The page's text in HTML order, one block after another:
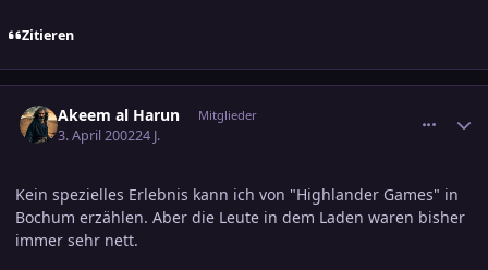
Zitieren
Akeem al Harun Mitglieder
3. April 200224 J.
Kein spezielles Erlebnis kann ich von "Highlander Games" in
Bochum erzählen. Aber die Leute in dem Laden waren bisher
immer sehr nett.